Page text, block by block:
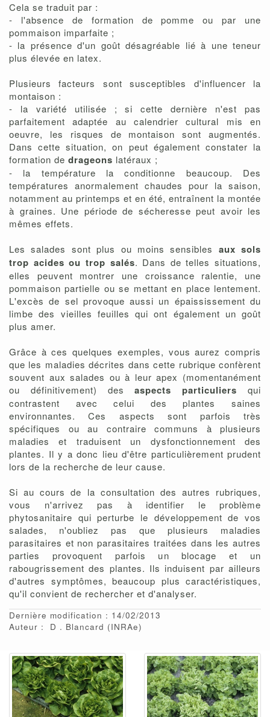
Cela se traduit par :
- l'absence de formation de pomme ou par une
pommaison imparfaite ;
- la présence d'un goût désagréable lié à une teneur
plus élevée en latex.
Plusieurs facteurs sont susceptibles d'influencer la
montaison :
- la variété utilisée ; si cette dernière n'est pas
parfaitement adaptée au calendrier cultural mis en
oeuvre, les risques de montaison sont augmentés.
Dans cette situation, on peut également constater la
formation de drageons latéraux ;
- la température la conditionne beaucoup. Des
températures anormalement chaudes pour la saison,
notamment au printemps et en été, entraînent la montée
à graines. Une période de sécheresse peut avoir les
mêmes effets.
Les salades sont plus ou moins sensibles aux sols
trop acides ou trop salés. Dans de telles situations,
elles peuvent montrer une croissance ralentie, une
pommaison partielle ou se mettant en place lentement.
L'excès de sel provoque aussi un épaississement du
limbe des vieilles feuilles qui ont également un goût
plus amer.
Grâce à ces quelques exemples, vous aurez compris
que les maladies décrites dans cette rubrique confèrent
souvent aux salades ou à leur apex (momentanément
ou définitivement) desaspects particuliers qui
contrastent avec celui des plantes saines
environnantes. Ces aspects sont parfois très
spécifiques ou au contraire communs à plusieurs
maladies et traduisent un dysfonctionnement des
plantes. Il y a donc lieu d'être particulièrement prudent
lors de la recherche de leur cause.
Si au cours de la consultation des autres rubriques,
vous n'arrivez pas à identifier le problème
phytosanitaire qui perturbe le développement de vos
salades, n'oubliez pas que plusieurs maladies
parasitaires et non parasitaires traitées dans les autres
parties provoquent parfois un blocage et un
rabougrissement des plantes. Ils induisent par ailleurs
d'autres symptômes, beaucoup plus caractéristiques,
qu'il convient de rechercher et d'analyser.
Dernière modification : 14/02/2013
Auteur :
D Blancard (INRAe)